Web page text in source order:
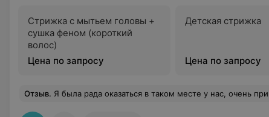
Стрижка с мытьем головы +
сушка феном (короткий
волос)
Цена по запросу
Детская стрижка
Цена по запросу
Отзыв. Я была рада оказаться в таком месте у нас, очень приветливый персонал. Впечатление, что их принимали по навыку общительности в том числе) Так что